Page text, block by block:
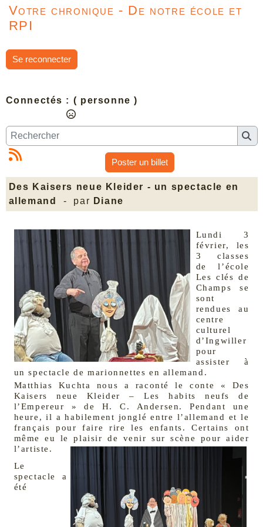
Votre chronique - De notre école et
RPI
Se reconnecter
Connectés : ( personne )
Poster un billet
Des Kaisers neue Kleider - un spectacle en
allemand
- par Diane
Lundi 3
février, les
3 classes
de l’école
Les clés de
Champs se
sont
rendues au
centre
culturel
d’Ingwiller
pour
assister à
un spectacle de marionnettes en allemand.
Matthias Kuchta nous a raconté le conte « Des
Kaisers neue Kleider – Les habits neufs de
l’Empereur » de H. C. Andersen. Pendant une
heure, il a habilement jonglé entre l’allemand et le
français pour faire rire les enfants. Certains ont
même eu le plaisir de venir sur scène pour aider
l’artiste.
Le
spectacle a
été